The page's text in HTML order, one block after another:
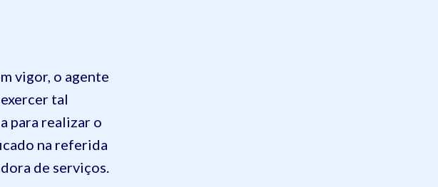
vigor, o agente
tal
para realizar o
na referida
de serviços.